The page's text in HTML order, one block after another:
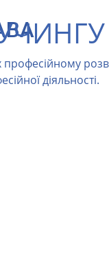
професійному
діяльності.